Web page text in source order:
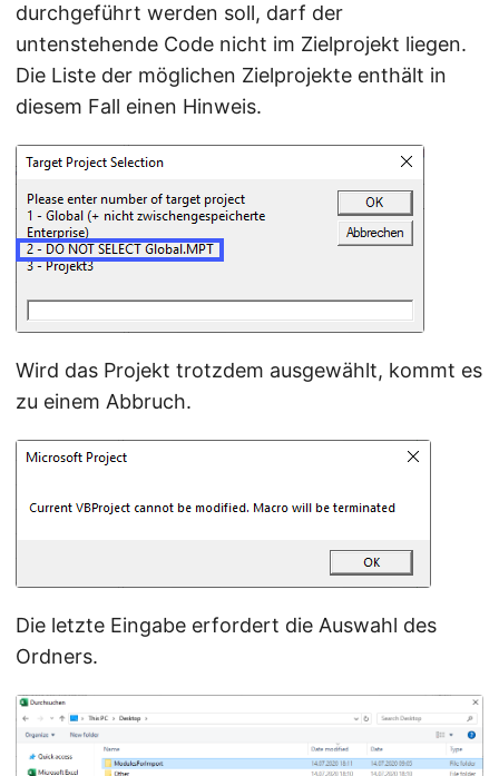
durchgeführt werden soll, darf der
untenstehende Code nicht im Zielprojekt liegen.
Die Liste der möglichen Zielprojekte enthält in
diesem Fall einen Hinweis.
Wird das Projekt trotzdem ausgewählt, kommt es
zu einem Abbruch.
Die letzte Eingabe erfordert die Auswahl des
Ordners.